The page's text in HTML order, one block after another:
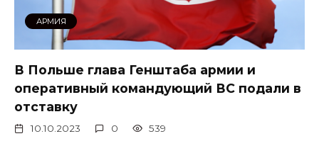
АРМИЯ
В Польше глава Генштаба армии и
оперативный командующий ВС подали в
отставку
10.10.2023 0 539